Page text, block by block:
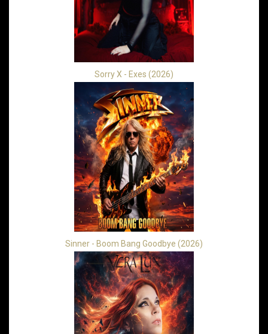
Sorry X - Exes (2026)
Sinner - Boom Bang Goodbye (2026)